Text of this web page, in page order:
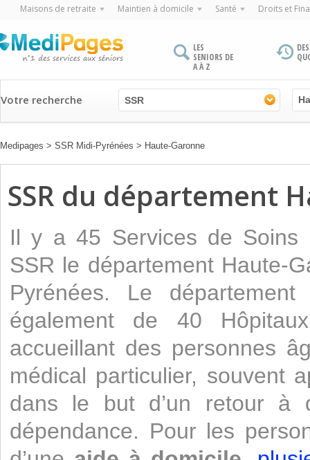
Maisons de retraite Maintien à domicile Santé Droits et
LES
SENIORS DE
A À Z
Votre recherche SSR
Medipages > SSR Midi-Pyrénées > Haute-Garonne
SSR du département
Il y a 45 Services de Soins
SSR le département Haute-
Pyrénées. Le département
également de 40
accueillant des personnes
médical particulier, souvent
dans le but d’un retour à
dépendance. Pour les